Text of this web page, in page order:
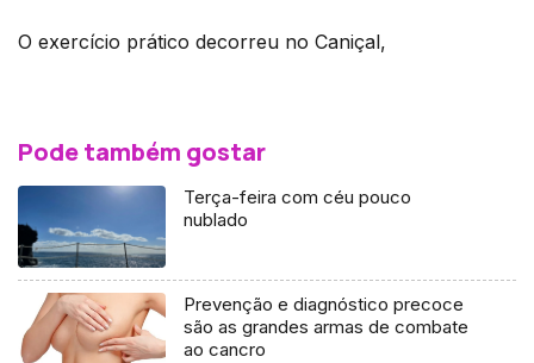
O exercício prático decorreu no Caniçal,
Pode também gostar
Terça-feira com céu pouco
nublado
Prevenção e diagnóstico precoce
são as grandes armas de combate
ao cancro